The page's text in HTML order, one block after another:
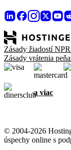
Zásady žiadostí
Zásady vrátenia
a viac
© 2004-2026
úspechy online s